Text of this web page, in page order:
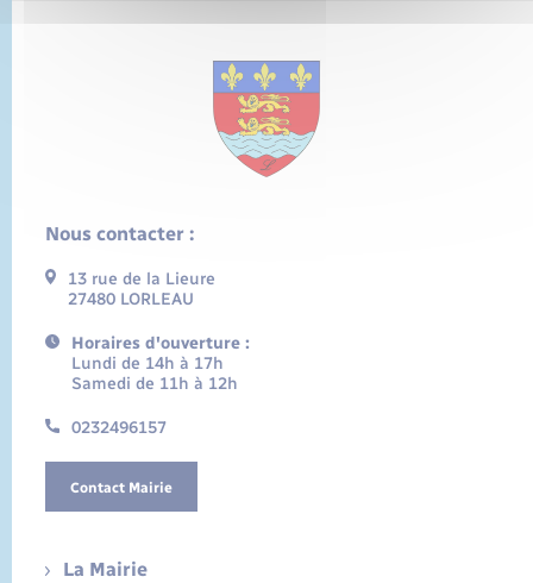
Nous contacter :
13 rue de la Lieure
27480 LORLEAU
Horaires d'ouverture :
Lundi de 14h à 17h
Samedi de 11h à 12h
0232496157
Contact Mairie
La Mairie